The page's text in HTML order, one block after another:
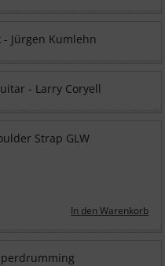
- Jürgen Kumlehn
- Larry Coryell
Strap GLW
In den Warenkorb